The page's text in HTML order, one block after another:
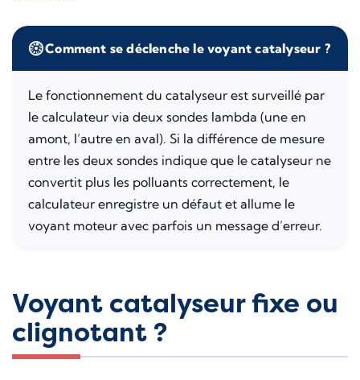
Comment se déclenche le voyant catalyseur ?
Le fonctionnement du catalyseur est surveillé par
le calculateur via deux sondes lambda (une en
amont, l’autre en aval). Si la différence de mesure
entre les deux sondes indique que le catalyseur ne
convertit plus les polluants correctement, le
calculateur enregistre un défaut et allume le
voyant moteur avec parfois un message d’erreur.
Voyant catalyseur fixe ou
clignotant ?